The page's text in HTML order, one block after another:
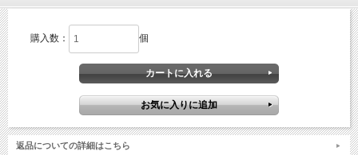
購入数： 個
返品についての詳細はこちら